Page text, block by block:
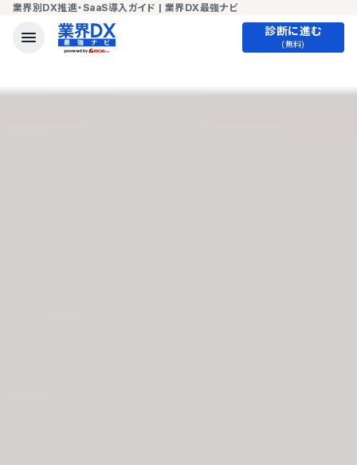
業界別DX推進・SaaS導入ガイド | 業界DX最強ナビ
診断に進む
(無料)